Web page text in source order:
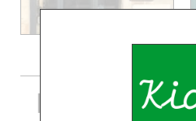
PRENDRE UN